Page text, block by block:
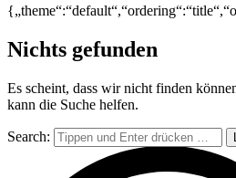
Nichts gefunden
Es scheint, dass wir nicht finden
kann die Suche helfen.
Search: